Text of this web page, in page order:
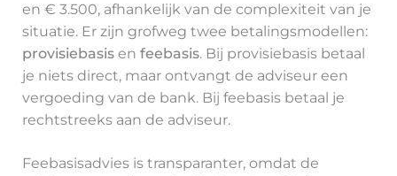
en € 3.500, afhankelijk van de complexiteit van je
situatie. Er zijn grofweg twee betalingsmodellen:
provisiebasisen feebasis. Bij provisiebasis betaal
je niets direct, maar ontvangt de adviseur een
vergoeding van de bank. Bij feebasis betaal je
rechtstreeks aan de adviseur.
Feebasisadvies is transparanter, omdat de